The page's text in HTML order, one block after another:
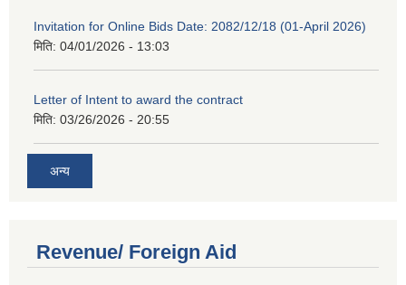
Invitation for Online Bids Date: 2082/12/18 (01-April 2026)
मिति: 04/01/2026 - 13:03
Letter of Intent to award the contract
मिति: 03/26/2026 - 20:55
अन्य
Revenue/ Foreign Aid